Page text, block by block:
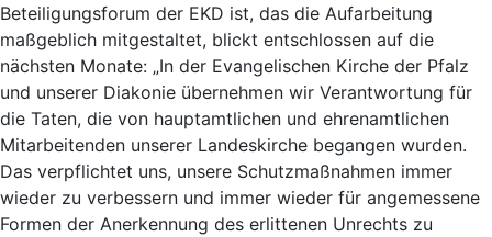
Beteiligungsforum der EKD ist, das die Aufarbeitung
maßgeblich mitgestaltet, blickt entschlossen auf die
nächsten Monate: „In der Evangelischen Kirche der Pfalz
und unserer Diakonie übernehmen wir Verantwortung für
die Taten, die von hauptamtlichen und ehrenamtlichen
Mitarbeitenden unserer Landeskirche begangen wurden.
Das verpflichtet uns, unsere Schutzmaßnahmen immer
wieder zu verbessern und immer wieder für angemessene
Formen der Anerkennung des erlittenen Unrechts zu